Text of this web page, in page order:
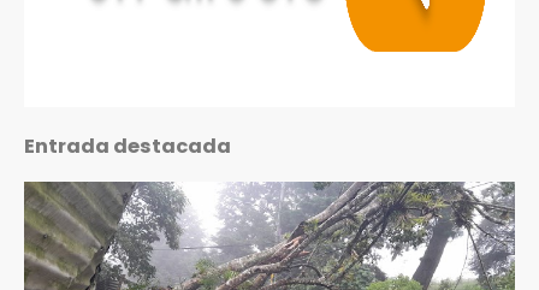
Entrada destacada